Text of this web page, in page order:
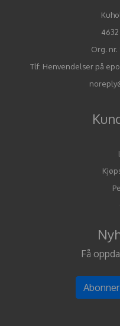
Org. nr.
Tlf: Henvendelser på
Få